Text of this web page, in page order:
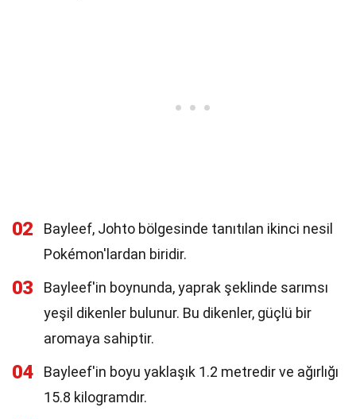
02
Bayleef, Johto bölgesinde tanıtılan ikinci nesil
Pokémon'lardan biridir.
03
Bayleef'in boynunda, yaprak şeklinde sarımsı
yeşil dikenler bulunur. Bu dikenler, güçlü bir
aromaya sahiptir.
04
Bayleef'in boyu yaklaşık 1.2 metredir ve ağırlığı
15.8 kilogramdır.